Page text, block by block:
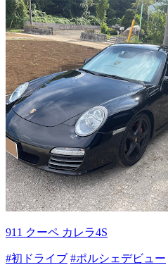
911 クーペ カレラ4S
#初ドライブ #ポルシェデビュー